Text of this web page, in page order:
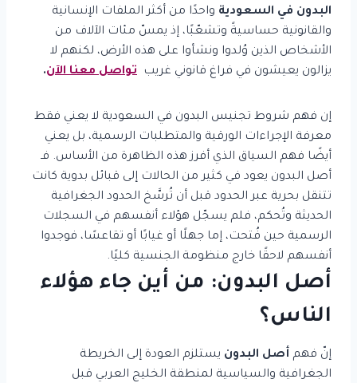
البدون في السعودية واحدًا من أكثر الملفات الإنسانية
والقانونية حساسيةً وتشعّبًا، إذ يمسّ مئات الآلاف من
الأشخاص الذين وُلدوا ونشأوا على هذه الأرض، لكنهم لا
يزالون يعيشون في فراغ قانوني غريب تواصل معنا الآن.
إن فهم شروط تجنيس البدون في السعودية لا يعني فقط
معرفة الإجراءات الورقية والمتطلبات الرسمية، بل يعني
أيضًا فهم السياق الذي أفرز هذه الظاهرة من الأساس. فـ
أصل البدون يعود في كثير من الحالات إلى قبائل بدوية كانت
تتنقل بحرية عبر الحدود قبل أن تُرسَّخ الحدود الجغرافية
الحديثة وتُحكم، فلم يسجّل هؤلاء أنفسهم في السجلات
الرسمية حين فُتحت، إما جهلًا أو غيابًا أو تقاعسًا، فوجدوا
أنفسهم لاحقًا خارج منظومة الجنسية كليًا.
أصل البدون: من أين جاء هؤلاء
الناس؟
إنّ فهم أصل البدون يستلزم العودة إلى الخريطة
الجغرافية والسياسية لمنطقة الخليج العربي قبل